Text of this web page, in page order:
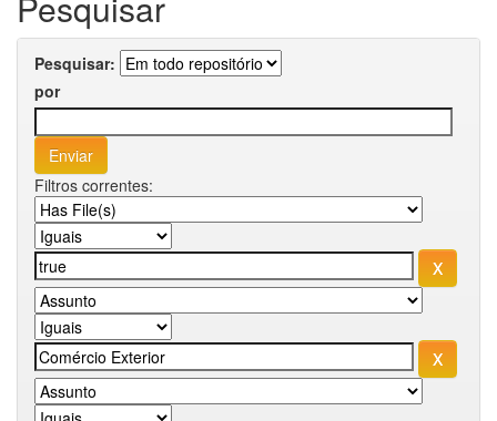
Pesquisar:
por
Filtros correntes: